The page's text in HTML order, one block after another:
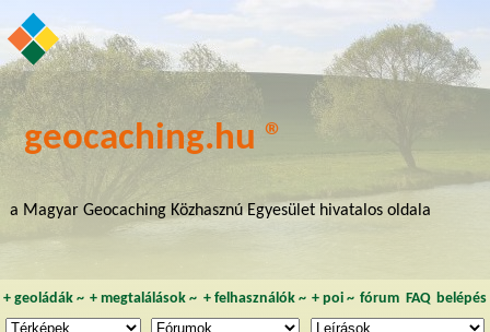
geocaching.hu ®
a Magyar Geocaching Közhasznú Egyesület hivatalos oldala
+ geoládák~ +megtalálások ~ + felhasználók~ + poi~ fórum FAQ belépés